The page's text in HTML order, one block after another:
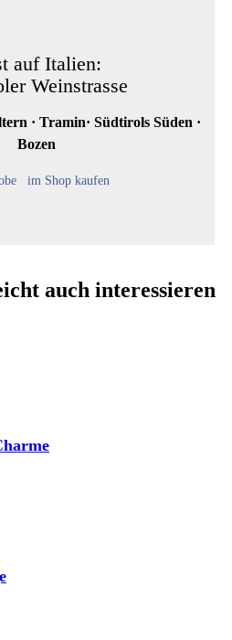
auf Italien:
Weinstrasse
· Tramin· Südtirols Süden ·
Bozen
im Shop kaufen
auch interessieren